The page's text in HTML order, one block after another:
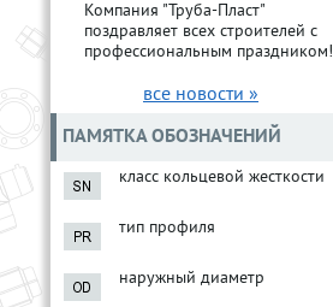
Компания "Труба-Пласт"
поздравляет всех строителей с
профессиональным праздником!
все новости »
ПАМЯТКА ОБОЗНАЧЕНИЙ
класс кольцевой жесткости
тип профиля
наружный диаметр